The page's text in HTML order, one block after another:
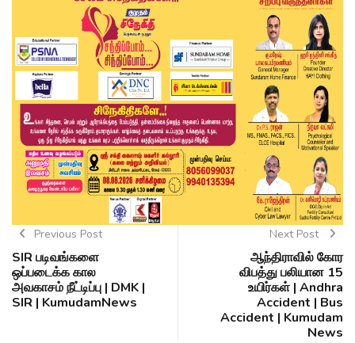
Previous Post
SIR படிவங்களை
ஒப்படைக்க கால
அவகாசம் நீட்டிப்பு | DMK |
SIR | KumudamNews
Next Post
ஆந்திராவில் கோர
விபத்து பலியான 15
உயிர்கள் | Andhra
Accident | Bus
Accident | Kumudam
News